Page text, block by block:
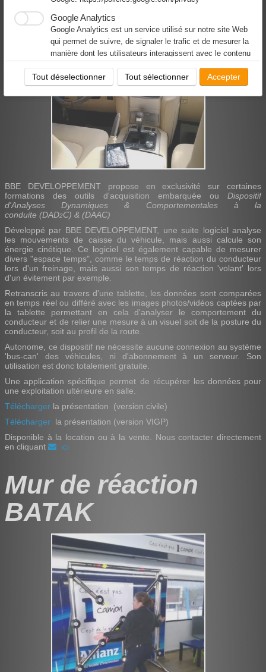
Téléchargement & évaluation formation
English version
BBE DEVELOPPEMENT propose en exclusivité sur certaines
formations des outils d'acquisition embarquée ou Dispositif
d'Analyses Dynamiques & Comportementales à la
conduite (DAD2C) & (DAAC)
Développé par BBE DEVELOPPEMENT, une suite logiciel analyse
les mouvements de caisse du véhicule, mais aussi calcule son
énergie cinétique. Ce logiciel est également capable de mesurer
divers "espace temps", comme le temps de réaction du conducteur
lors d'un freinage, mais aussi son temps de réaction 'volant' lors
d'un évitement par exemple.
Retranscris au travers d'une tablette, les données sont comparées
en temps réel ou différé avec les images photos/vidéos captées par
la tablette permettant en cela d'analyser le comportement du
conducteur et de relier une mesure à un visuel soit de la posture du
conducteur, soit au profil de la route.
Autonome, ce dispositif ne nécessite aucune connexion au système
'bus-can' des véhicules, ni d'abonnement à un serveur. Son
utilisation est donc totalement gratuite.
Une application spécifique permet de récupérer les données pour
une exploitation ultérieure en salle.
Télécharger la présentation (version civile)
Télécharger la présentation (version VIGP)
Disponible à la location ou à la vente. Nous contacter directement
en cliquant
ici
Mur de réaction
BATAK
Google Analytics
Google Analytics est un service utilisé sur notre site Web
qui permet de suivre, de signaler le trafic et de mesurer la
manière dont les utilisateurs interagissent avec le contenu
meilleurs services.
Facebook
Notre site Web vous permet d’aimer ou de partager son
contenu sur le réseau social Facebook. En l'utilisant, vous
acceptez les règles de confidentialité de Facebook:
https://www.facebook.com/policy/cookies/
Tout déselectionner Tout sélectionner Accepter